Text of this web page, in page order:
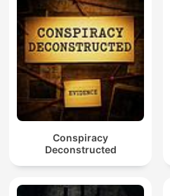
Conspiracy
Deconstructed